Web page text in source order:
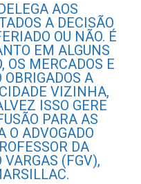
AOS
A DECISÃO
OU NÃO. É
EM ALGUNS
OS MERCADOS E
A
VIZINHA,
ISSO GERE
PARA AS
O ADVOGADO
DA
VARGAS (FGV),